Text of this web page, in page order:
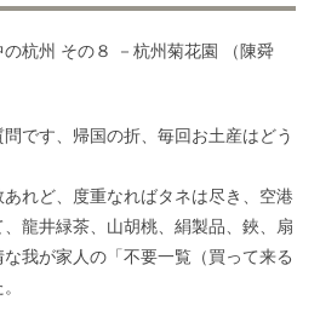
杭州 その８ －杭州菊花園 （陳舜
です、帰国の折、毎回お土産はどう
れど、度重なればタネは尽き、空港
龍井緑茶、山胡桃、絹製品、鋏、扇
我が家人の「不要一覧（買って来る